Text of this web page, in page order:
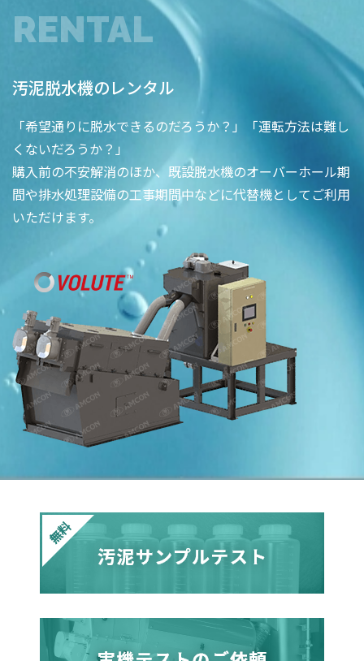
RENTAL
汚泥脱水機のレンタル
「希望通りに脱水できるのだろうか？」「運転方法は難し
くないだろうか？」
購入前の不安解消のほか、既設脱水機のオーバーホール期
間や排水処理設備の工事期間中などに代替機としてご利用
いただけます。